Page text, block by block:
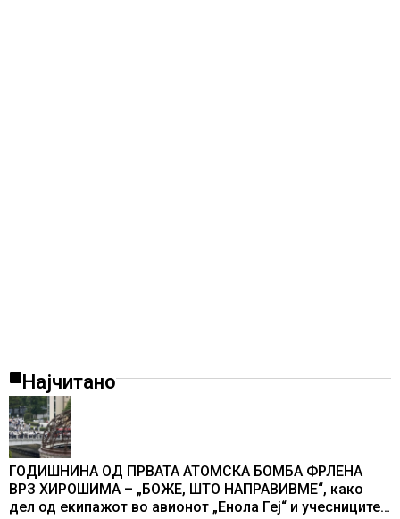
Најчитано
ГОДИШНИНА ОД ПРВАТА АТОМСКА БОМБА ФРЛЕНА
ВРЗ ХИРОШИМА – „БОЖЕ, ШТО НАПРАВИВМЕ“, како
дел од екипажот во авионот „Енола Геј“ и учесниците